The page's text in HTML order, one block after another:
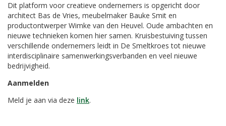
Dit platform voor creatieve ondernemers is opgericht door
architect Bas de Vries, meubelmaker Bauke Smit en
productontwerper Wimke van den Heuvel. Oude ambachten en
nieuwe technieken komen hier samen. Kruisbestuiving tussen
verschillende ondernemers leidt in De Smeltkroes tot nieuwe
interdisciplinaire samenwerkingsverbanden en veel nieuwe
bedrijvigheid.
Aanmelden
Meld je aan via deze link.